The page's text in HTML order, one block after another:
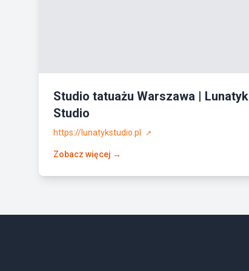
Studio tatuażu Warszawa | Lunatyk
Studio
https://lunatykstudio.pl ↗
Zobacz więcej →